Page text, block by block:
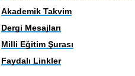
Akademik Takvim
Dergi Mesajları
Milli Eğitim Şurası
Faydalı Linkler